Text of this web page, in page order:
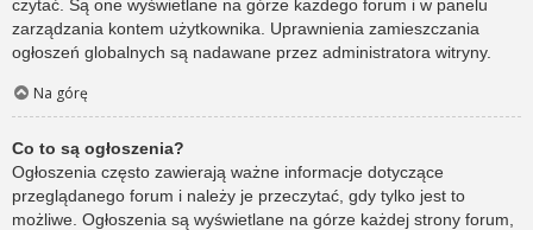
czytać. Są one wyświetlane na górze każdego forum i w panelu
zarządzania kontem użytkownika. Uprawnienia zamieszczania
ogłoszeń globalnych są nadawane przez administratora witryny.
Na górę
Co to są ogłoszenia?
Ogłoszenia często zawierają ważne informacje dotyczące
przeglądanego forum i należy je przeczytać, gdy tylko jest to
możliwe. Ogłoszenia są wyświetlane na górze każdej strony forum,